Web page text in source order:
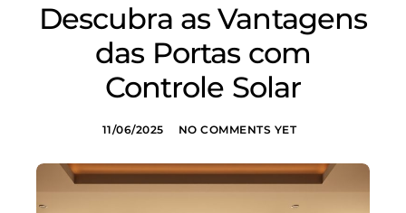
Workshop
Descubra as Vantagens
das Portas com
Controle Solar
11/06/2025 NO COMMENTS YET